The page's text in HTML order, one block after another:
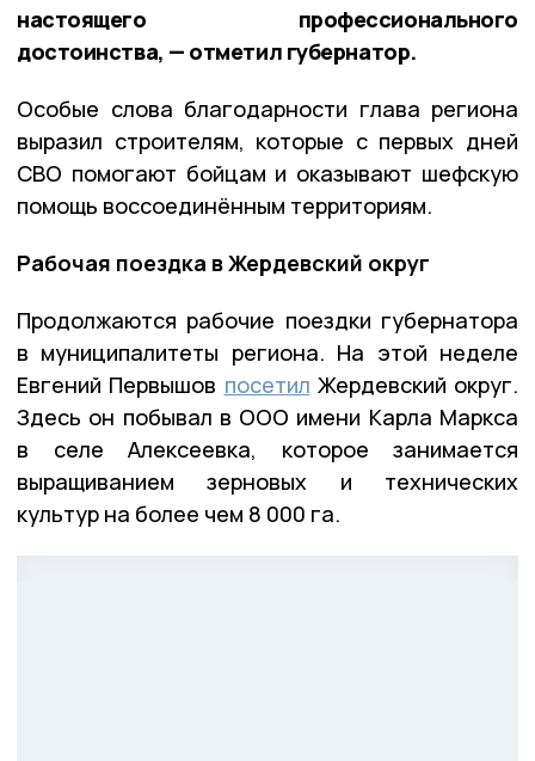
настоящего профессионального
достоинства, — отметил губернатор.
Особые слова благодарности глава региона
выразил строителям, которые с первых дней
СВО помогают бойцам и оказывают шефскую
помощь воссоединённым территориям.
Рабочая поездка в Жердевский округ
Продолжаются рабочие поездки губернатора
в муниципалитеты региона. На этой неделе
Евгений Первышов посетил Жердевский округ.
Здесь он побывал в ООО имени Карла Маркса
в селе Алексеевка, которое занимается
выращиванием зерновых и технических
культур на более чем 8 000 га.